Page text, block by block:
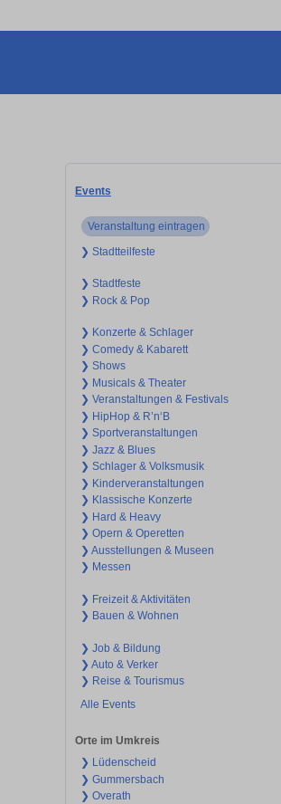
Events
Veranstaltung eintragen
❯ Stadtteilfeste
❯ Stadtfeste
❯ Rock & Pop
❯ Konzerte & Schlager
❯ Comedy & Kabarett
❯ Shows
❯ Musicals & Theater
❯ Veranstaltungen & Festivals
❯ HipHop & R’n‘B
❯ Sportveranstaltungen
❯ Jazz & Blues
❯ Schlager & Volksmusik
❯ Kinderveranstaltungen
❯ Klassische Konzerte
❯ Hard & Heavy
❯ Opern & Operetten
❯ Ausstellungen & Museen
❯ Messen
❯ Freizeit & Aktivitäten
❯ Bauen & Wohnen
❯ Job & Bildung
❯ Auto & Verker
❯ Reise & Tourismus
Alle Events
Orte im Umkreis
❯ Lüdenscheid
❯ Gummersbach
❯ Overath